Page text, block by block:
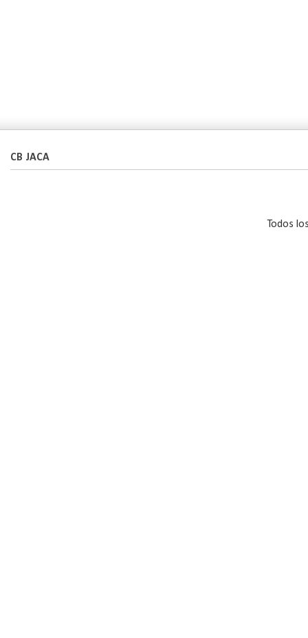
CB JACA
Todos